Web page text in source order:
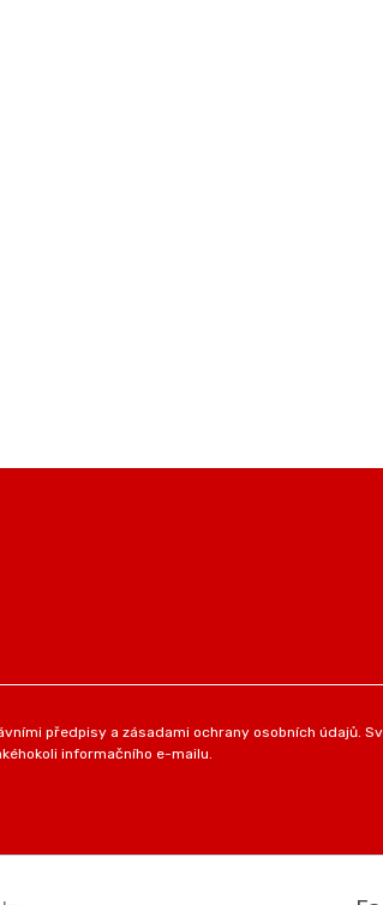
předpisy a zásadami ochrany osobních údajů.
informačního e-mailu.